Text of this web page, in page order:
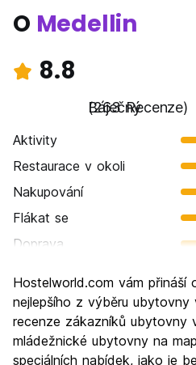
O Medellin
8.8
Báječný
(263 Recenze)
Aktivity
Restaurace v okoli
Nakupování
Flákat se
Doprava
Kultura
Noční život
Hodnota za peníze
Hostelworld.com vám přináší
nejlepšího z výběru
recenze zákazníků ubytovny
mládežnické ubytovny na
speciálních nabídek, jako je